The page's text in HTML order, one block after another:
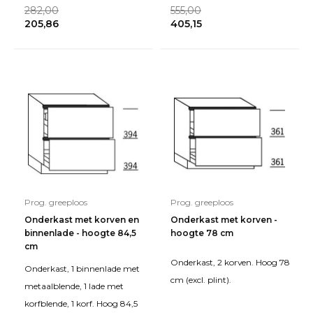
gelakt, voor tussen de
vaatwasser en het werk
282,00
205,86
555,00
405,15
Prog. greeploos
Onderkast met korven en
binnenlade - hoogte 84,5
cm
Onderkast, 1 binnenlade met
metaalblende, 1 lade met
korfblende, 1 korf. Hoog 84,5
Prog. greeploos
Onderkast met korven -
hoogte 78 cm
Onderkast, 2 korven. Hoog 78
cm (excl. plint).